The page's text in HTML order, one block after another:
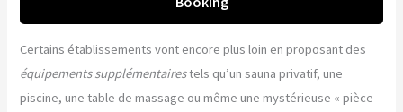
Certains établissements vont encore plus loin en proposant des
équipements supplémentairestels qu’un sauna privatif, une
piscine, une table de massage ou même une mystérieuse « pièce